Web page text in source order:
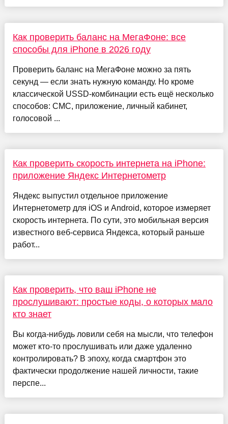
Как проверить баланс на МегаФоне: все
способы для iPhone в 2026 году
Проверить баланс на МегаФоне можно за пять
секунд — если знать нужную команду. Но кроме
классической USSD-комбинации есть ещё несколько
способов: СМС, приложение, личный кабинет,
голосовой ...
Как проверить скорость интернета на iPhone:
приложение Яндекс Интернетометр
Яндекс выпустил отдельное приложение
Интернетометр для iOS и Android, которое измеряет
скорость интернета. По сути, это мобильная версия
известного веб-сервиса Яндекса, который раньше
работ...
Как проверить, что ваш iPhone не
прослушивают: простые коды, о которых мало
кто знает
Вы когда-нибудь ловили себя на мысли, что телефон
может кто-то прослушивать или даже удаленно
контролировать? В эпоху, когда смартфон это
фактически продолжение нашей личности, такие
перспе...